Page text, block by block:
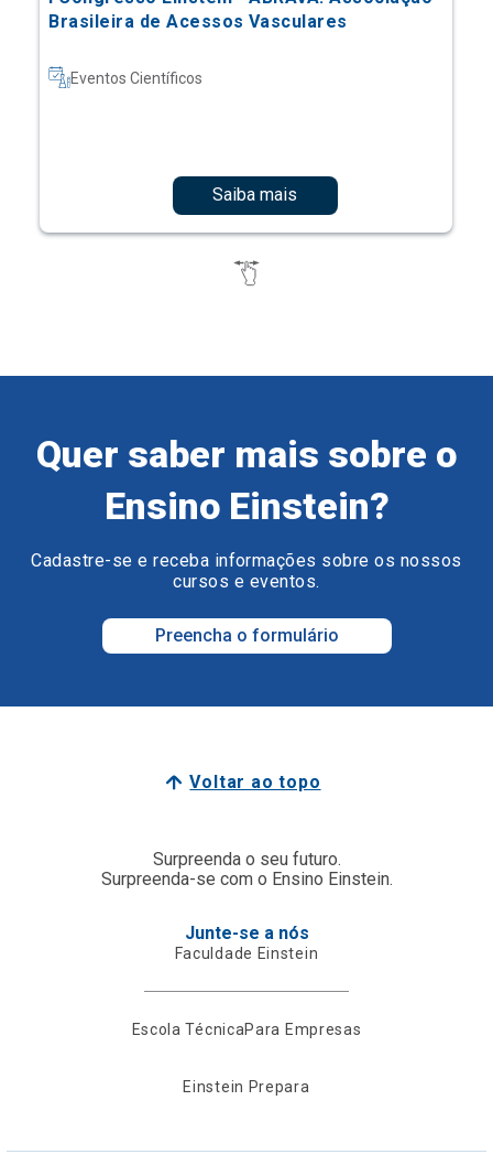
Brasileira de Acessos Vasculares
Eventos Científicos
Saiba mais
Quer saber mais sobre o
Ensino Einstein?
Cadastre-se e receba informações sobre os nossos
cursos e eventos.
Preencha o formulário
Voltar ao topo
Surpreenda o seu futuro.
Surpreenda-se com o Ensino Einstein.
Junte-se a nós
Faculdade Einstein
Escola TécnicaPara Empresas
Einstein Prepara